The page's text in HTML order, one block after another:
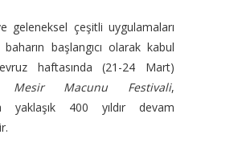
geleneksel çeşitli uygulamaları
başlangıcı olarak kabul
haftasında (21-24 Mart)
Mesir Macunu Festivali,
yaklaşık 400 yıldır devam